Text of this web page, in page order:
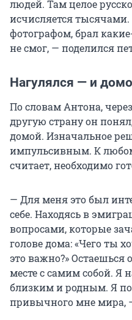
людей. Там целое
исчисляется
фотографом, брал
не смог, — поделился
Нагулялся — и
По словам Антона,
другую страну он
домой. Изначальное
импульсивным. К
считает, необходимо
— Для меня это был
себе. Находясь в
вопросами, которые
голове дома: «Чего ты
это важно?»
месте с самим собой. Я
близким и родным. Я
привычного мне мира,